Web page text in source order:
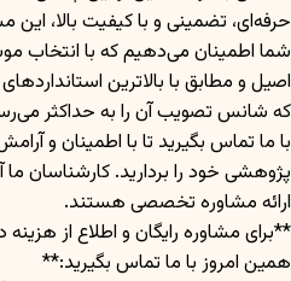
حرفه‌ای، تضمینی و با کیفیت بالا، این
شما اطمینان می‌دهیم که با انتخاب
اصیل و مطابق با بالاترین
که شانس تصویب آن را به حداکثر
با ما تماس بگیرید تا با اطمینان و
پژوهشی خود را بردارید. کارشناسان
ارائه مشاوره تخصصی هستند.
**برای مشاوره رایگان و اطلاع از هزینه
همین امروز با ما تماس بگیرید:**